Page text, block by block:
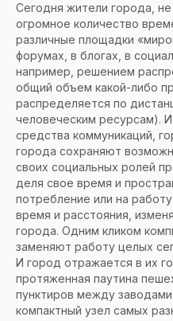
Сегодня жители города,
огромное количество
различные площадки
форумах, в блогах, в
например, решением
общий объем какой-либо
распределяется по
человеческим ресурсам).
средства коммуникаций,
города сохраняют
своих социальных ролей
деля свое время и
потребление или на
время и расстояния,
города. Одним кликом
заменяют работу целых
И город отражается в их
протяженная паутина
пунктиров между
компактный узел самых